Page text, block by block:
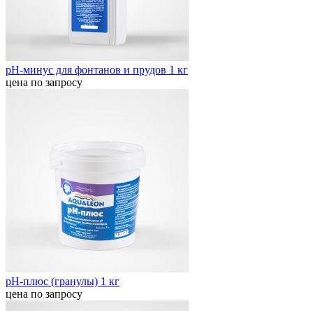
pH-минус для фонтанов и прудов 1 кг
цена по запросу
pH-плюс (гранулы) 1 кг
цена по запросу